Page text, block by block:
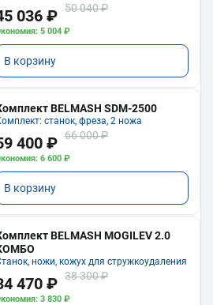
036 ₽ 50 040 ₽
5 004 ₽
В корзину
BELMASH SDM-2500
станок, фреза, 2 ножа
400 ₽ 66 000 ₽
6 600 ₽
В корзину
BELMASH MOGILEV 2.0
ножи, кожух для стружкоудаления
470 ₽ 38 300 ₽
3 830 ₽